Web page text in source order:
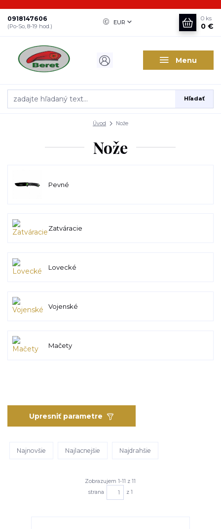
Menu
EUR
Hľadať
0918147606
(Po-So, 8-19 hod.)
0 ks
0 €
Úvod Nože
Nože
Pevné
Zatváracie
Lovecké
Vojenské
Mačety
Upresniť parametre
Najnovšie Najlacnejšie Najdrahšie
Zobrazujem 1-11 z 11
strana
z 1